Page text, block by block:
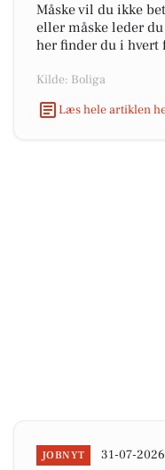
Måske vil du ikke
eller måske leder
her finder du i
Kilde: Boliga
Læs hele artiklen
JOBNYT 31-07-